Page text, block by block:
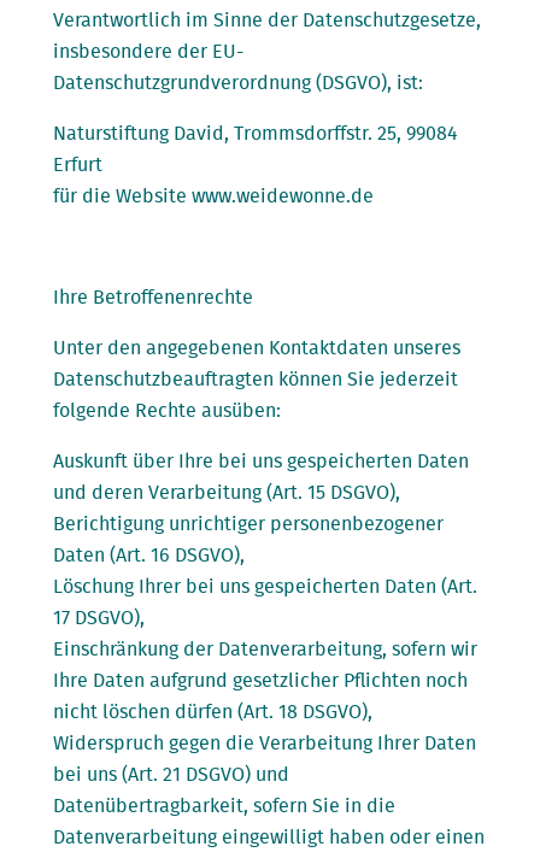
Verantwortlich im Sinne der Datenschutzgesetze,
insbesondere der EU-
Datenschutzgrundverordnung (DSGVO), ist:
Naturstiftung David, Trommsdorffstr. 25, 99084
Erfurt
für die Website www.weidewonne.de
Ihre Betroffenenrechte
Unter den angegebenen Kontaktdaten unseres
Datenschutzbeauftragten können Sie jederzeit
folgende Rechte ausüben:
Auskunft über Ihre bei uns gespeicherten Daten
und deren Verarbeitung (Art. 15 DSGVO),
Berichtigung unrichtiger personenbezogener
Daten (Art. 16 DSGVO),
Löschung Ihrer bei uns gespeicherten Daten (Art.
17 DSGVO),
Einschränkung der Datenverarbeitung, sofern wir
Ihre Daten aufgrund gesetzlicher Pflichten noch
nicht löschen dürfen (Art. 18 DSGVO),
Widerspruch gegen die Verarbeitung Ihrer Daten
bei uns (Art. 21 DSGVO) und
Datenübertragbarkeit, sofern Sie in die
Datenverarbeitung eingewilligt haben oder einen